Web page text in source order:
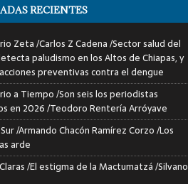
RECIENTES
Zeta /Carlos Z Cadena /Sector salud del
paludismo en los Altos de Chiapas, y
preventivas contra el dengue
a Tiempo /Son seis los periodistas
en 2026 /Teodoro Rentería Arróyave
/Armando Chacón Ramírez Corzo /Los
arde
/El estigma de la Mactumatzá /Silvano